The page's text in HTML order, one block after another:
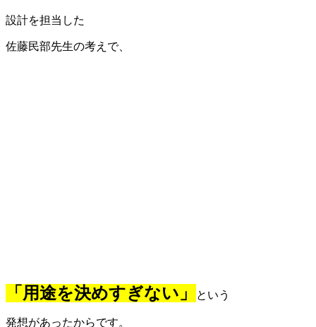
設計を担当した
佐藤民部先生の考えで、
「用途を決めすぎない」 という
発想があったからです。